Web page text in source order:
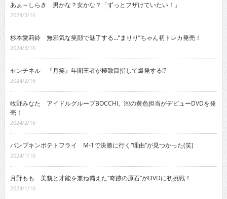
あぁ～しらき 男かな？女かな？「ずっとフザけていたい！」
2024/3/16
杉本愛莉鈴 無邪気な笑顔で魅了する…“まりり”ちゃん初トレカ発売！
2024/3/16
センチネル 『月笑』年間王者が極致目指して爆発する!?
2024/2/16
牧野みなた アイドルグループBOCCHI。￼の黄色担当がデビューDVDを発
売！
2024/2/16
パンプキンポテトフライ M-1で決勝に行く“理由”が見つかった(笑)
2024/1/16
月野もも 美貌と才能を兼ね備えた“奇跡の原石”がDVDに初挑戦！
2024/1/16